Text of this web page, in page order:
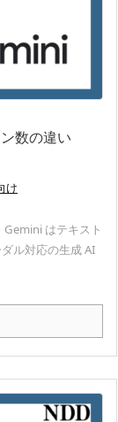
数の違い
け
はテキスト
ル対応の生成 AI